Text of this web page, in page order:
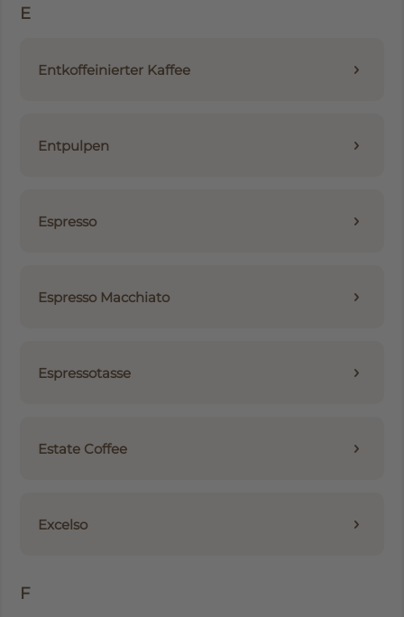
E
Entkoffeinierter Kaffee
Entpulpen
Espresso
Espresso Macchiato
Espressotasse
Estate Coffee
Excelso
F